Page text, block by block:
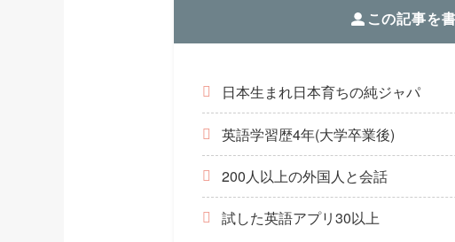
この記事を
日本生まれ日本育ちの純ジャパ
英語学習歴4年(大学卒業後)
200人以上の外国人と会話
試した英語アプリ30以上